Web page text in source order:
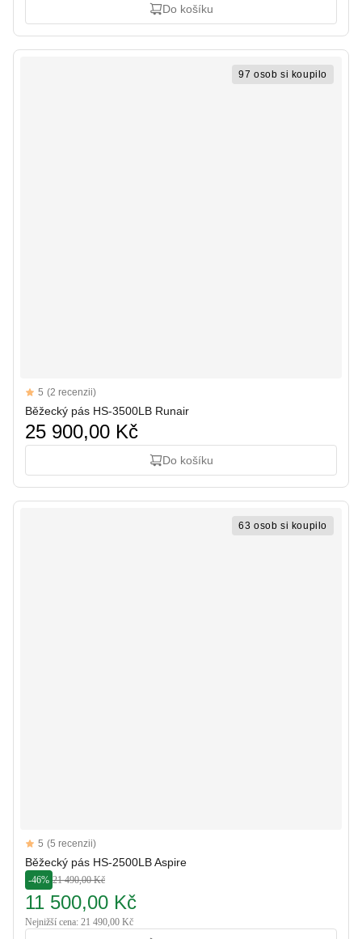
Do košíku
97 osob si koupilo
Reviews
5 out of 5 stars
5 (2 recenzii)
Běžecký pás HS-3500LB Runair
25 900,00 Kč
Do košíku
63 osob si koupilo
Reviews
5 out of 5 stars
5 (5 recenzii)
Běžecký pás HS-2500LB Aspire
-46% 21 490,00 Kč
11 500,00 Kč
Nejnižší cena: 21 490,00 Kč